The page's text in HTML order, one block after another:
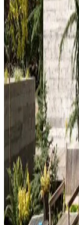
Kahvaltı Köşeleri
Dekorasyon
Kahvaltı köşelerinde
ve temizlik kolaylığı
ve estetik dengelenir,
Perde Rengine
Desenlerle
Perde ve nevresim
mekanın estetiğini
uyumlu renk ve desen
Ev
Uyumu, Mobilya
Reddit tartışması
mobilya yerleşimi ve
alanlarının estetik ve
Hermes Dekor
Alışveriş ve Ürün